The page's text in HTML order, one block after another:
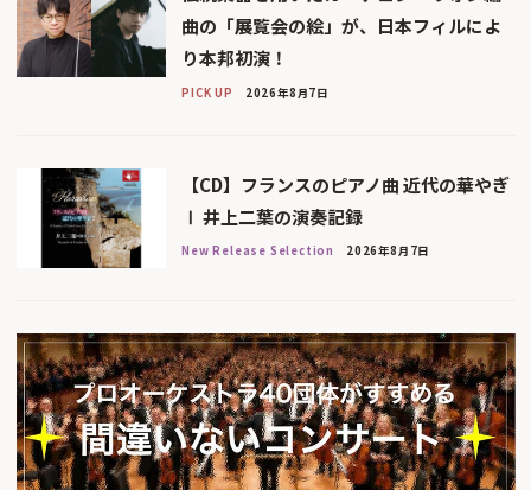
曲の「展覧会の絵」が、日本フィルによ
り本邦初演！
PICK UP 2026年8月7日
【CD】フランスのピアノ曲 近代の華やぎ
Ⅰ 井上二葉の演奏記録
New Release Selection 2026年8月7日